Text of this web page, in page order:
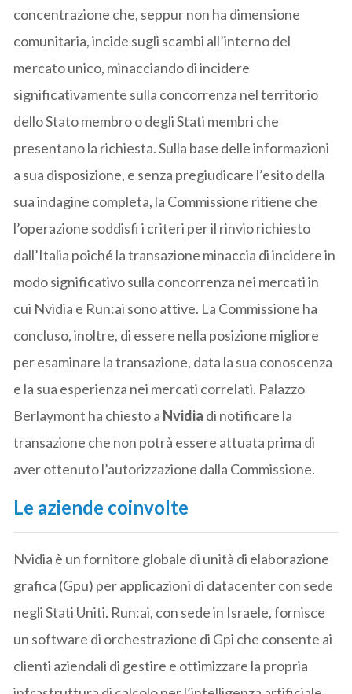
concentrazione che, seppur non ha dimensione
comunitaria, incide sugli scambi all’interno del
mercato unico, minacciando di incidere
significativamente sulla concorrenza nel territorio
dello Stato membro o degli Stati membri che
presentano la richiesta. Sulla base delle informazioni
a sua disposizione, e senza pregiudicare l’esito della
sua indagine completa, la Commissione ritiene che
l’operazione soddisfi i criteri per il rinvio richiesto
dall’Italia poiché la transazione minaccia di incidere in
modo significativo sulla concorrenza nei mercati in
cui Nvidia e Run:ai sono attive. La Commissione ha
concluso, inoltre, di essere nella posizione migliore
per esaminare la transazione, data la sua conoscenza
e la sua esperienza nei mercati correlati. Palazzo
Berlaymont ha chiesto a Nvidia di notificare la
transazione che non potrà essere attuata prima di
aver ottenuto l’autorizzazione dalla Commissione.
Le aziende coinvolte
Nvidia è un fornitore globale di unità di elaborazione
grafica (Gpu) per applicazioni di datacenter con sede
negli Stati Uniti. Run:ai, con sede in Israele, fornisce
un software di orchestrazione di Gpi che consente ai
clienti aziendali di gestire e ottimizzare la propria